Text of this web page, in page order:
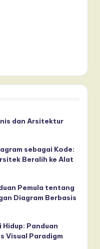
dan Arsitektur
sebagai Kode:
Beralih ke Alat
Pemula tentang
Diagram Berbasis
Panduan
Visual Paradigm